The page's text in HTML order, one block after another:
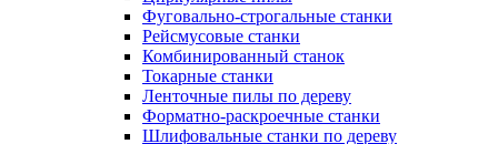
Фуговально-строгальные станки
Рейсмусовые станки
Комбинированный станок
Токарные станки
Ленточные пилы по дереву
Форматно-раскроечные станки
Шлифовальные станки по дереву